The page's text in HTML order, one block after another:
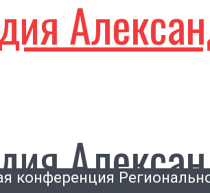
конференция